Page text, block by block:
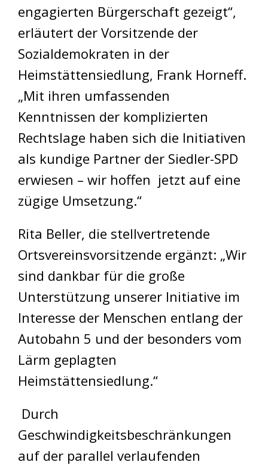
engagierten Bürgerschaft gezeigt“,
erläutert der Vorsitzende der
Sozialdemokraten in der
Heimstättensiedlung, Frank Horneff.
„Mit ihren umfassenden
Kenntnissen der komplizierten
Rechtslage haben sich die Initiativen
als kundige Partner der Siedler-SPD
erwiesen – wir hoffen jetzt auf eine
zügige Umsetzung.“
Rita Beller, die stellvertretende
Ortsvereinsvorsitzende ergänzt: „Wir
sind dankbar für die große
Unterstützung unserer Initiative im
Interesse der Menschen entlang der
Autobahn 5 und der besonders vom
Lärm geplagten
Heimstättensiedlung.“
Durch
Geschwindigkeitsbeschränkungen
auf der parallel verlaufenden